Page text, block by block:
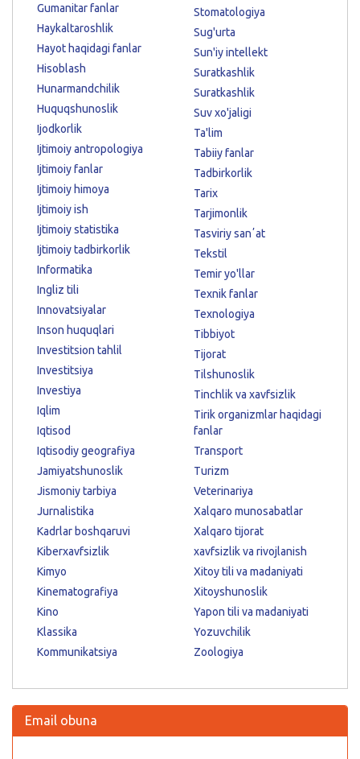
Gumanitar fanlar
Haykaltaroshlik
Hayot haqidagi fanlar
Hisoblash
Hunarmandchilik
Huquqshunoslik
Ijodkorlik
Ijtimoiy antropologiya
Ijtimoiy fanlar
Ijtimoiy himoya
Ijtimoiy ish
Ijtimoiy statistika
Ijtimoiy tadbirkorlik
Informatika
Ingliz tili
Innovatsiyalar
Inson huquqlari
Investitsion tahlil
Investitsiya
Investiya
Iqlim
Iqtisod
Iqtisodiy geografiya
Jamiyatshunoslik
Jismoniy tarbiya
Jurnalistika
Kadrlar boshqaruvi
Kiberxavfsizlik
Kimyo
Kinematografiya
Kino
Klassika
Kommunikatsiya
Stomatologiya
Sug'urta
Sun'iy intellekt
Suratkashlik
Suratkashlik
Suv xo'jaligi
Ta'lim
Tabiiy fanlar
Tadbirkorlik
Tarix
Tarjimonlik
Tasviriy sanʼat
Tekstil
Temir yo'llar
Texnik fanlar
Texnologiya
Tibbiyot
Tijorat
Tilshunoslik
Tinchlik va xavfsizlik
Tirik organizmlar haqidagi
fanlar
Transport
Turizm
Veterinariya
Xalqaro munosabatlar
Xalqaro tijorat
xavfsizlik va rivojlanish
Xitoy tili va madaniyati
Xitoyshunoslik
Yapon tili va madaniyati
Yozuvchilik
Zoologiya
Email obuna